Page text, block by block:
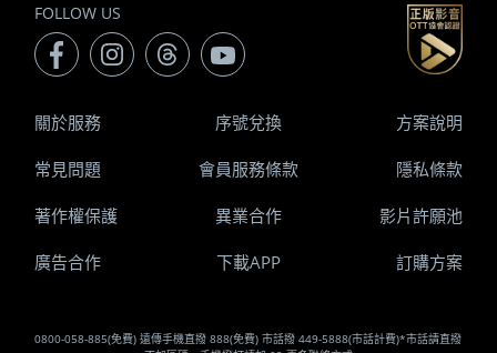
FOLLOW US
0800-058-885(免費) 遠傳手機直撥 888(免費) 市話撥 449-5888(市話計費)*市話請直撥
關於服務 序號兌換 方案說明
常見問題 會員服務條款 隱私條款
著作權保護 異業合作 影片許願池
廣告合作 下載APP 訂購方案